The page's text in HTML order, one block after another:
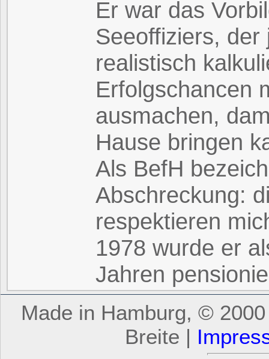
Er war das
Seeoffiziers,
realistisch
Erfolgschancen
ausmachen,
Hause bringen
Als BefH
Abschreckung:
respektieren
1978 wurde er
Jahren
Made in Hamburg, ©
Breite |